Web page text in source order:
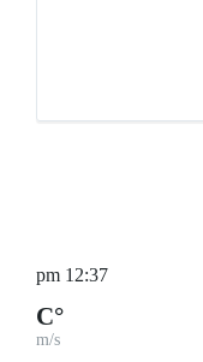
12:37 pm
°C
m/s